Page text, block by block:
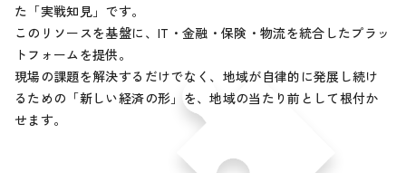
た「実戦知見」です。
このリソースを基盤に、IT・金融・保険・物流を統合したプラッ
トフォームを提供。
現場の課題を解決するだけでなく、地域が自律的に発展し続け
るための「新しい経済の形」を、地域の当たり前として根付か
せます。